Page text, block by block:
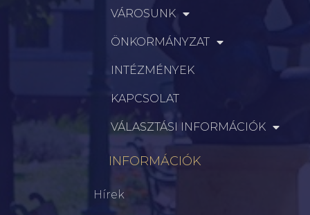
VÁROSUNK
ÖNKORMÁNYZAT
INTÉZMÉNYEK
KAPCSOLAT
VÁLASZTÁSI INFORMÁCIÓK
INFORMÁCIÓK
Hírek